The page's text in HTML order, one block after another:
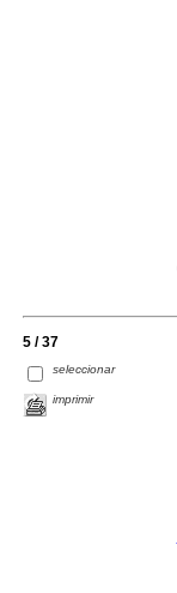
5 / 37
seleccionar
imprimir